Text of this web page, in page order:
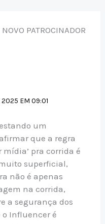
PATROCINADOR
2025 EM 09:01
um
que a regra
mídia’ pra corrida é
superficial,
não é apenas
na corrida,
a segurança dos
o Influencer é